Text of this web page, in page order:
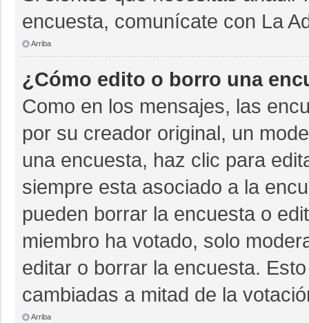
encuesta, comunícate con La
Arriba
¿Cómo edito o borro una
Como en los mensajes, las
por su creador original, un
una encuesta, haz clic para
siempre esta asociado a la
pueden borrar la encuesta o
miembro ha votado, solo
editar o borrar la encuesta.
cambiadas a mitad de la
Arriba